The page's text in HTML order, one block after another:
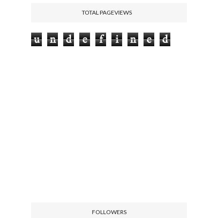
TOTAL PAGEVIEWS
u n d e f i n e d
FOLLOWERS